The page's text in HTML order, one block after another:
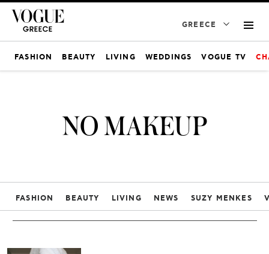
GREECE
FASHION BEAUTY LIVING WEDDINGS VOGUE TV
NO MAKEUP
FASHION BEAUTY LIVING NEWS SUZY MENKES